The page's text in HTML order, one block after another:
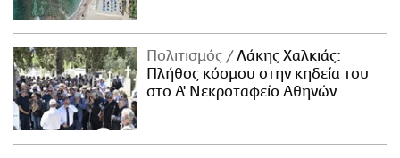
Πολιτισμός
Λάκης Χαλκιάς:
Πλήθος κόσμου στην κηδεία του
στο Α' Νεκροταφείο Αθηνών